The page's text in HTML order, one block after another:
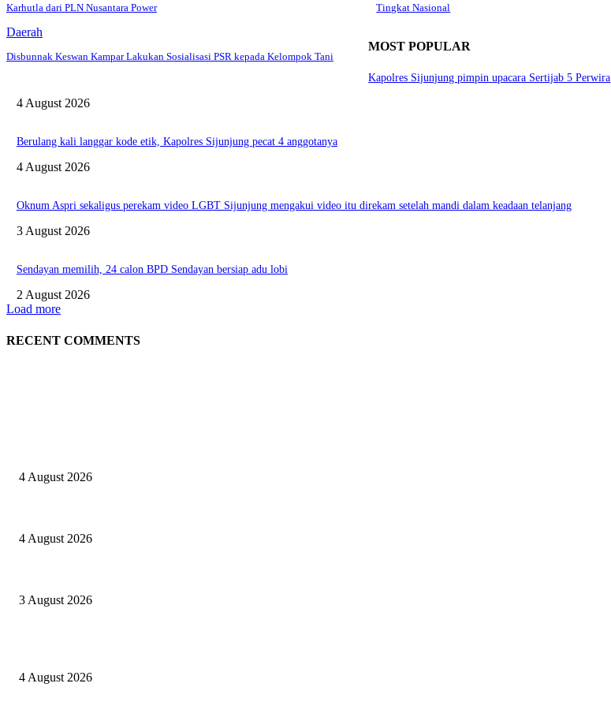
Karhutla dari PLN Nusantara Power
Tingkat Nasional
Daerah
Disbunnak Keswan Kampar Lakukan Sosialisasi PSR kepada Kelompok Tani
MOST POPULAR
Kapolres Sijunjung pimpin upacara Sertijab 5 Perwira
4 August 2026
Berulang kali langgar kode etik, Kapolres Sijunjung pecat 4 anggotanya
4 August 2026
Oknum Aspri sekaligus perekam video LGBT Sijunjung mengakui video itu direkam setelah mandi dalam keadaan telanjang
3 August 2026
Sendayan memilih, 24 calon BPD Sendayan bersiap adu lobi
2 August 2026
Load more
RECENT COMMENTS
4 August 2026
4 August 2026
3 August 2026
4 August 2026